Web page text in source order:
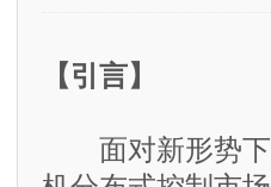
【引言】
面对新形势下